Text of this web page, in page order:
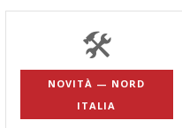
🛠️
NOVITÀ — NORD
ITALIA